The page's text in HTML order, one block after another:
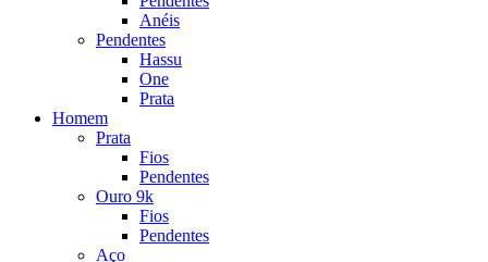
Anéis
Pendentes
Hassu
One
Prata
Homem
Prata
Fios
Pendentes
Ouro 9k
Fios
Pendentes
Aço